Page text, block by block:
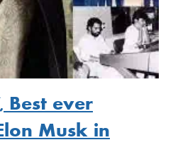
Best ever
Musk in